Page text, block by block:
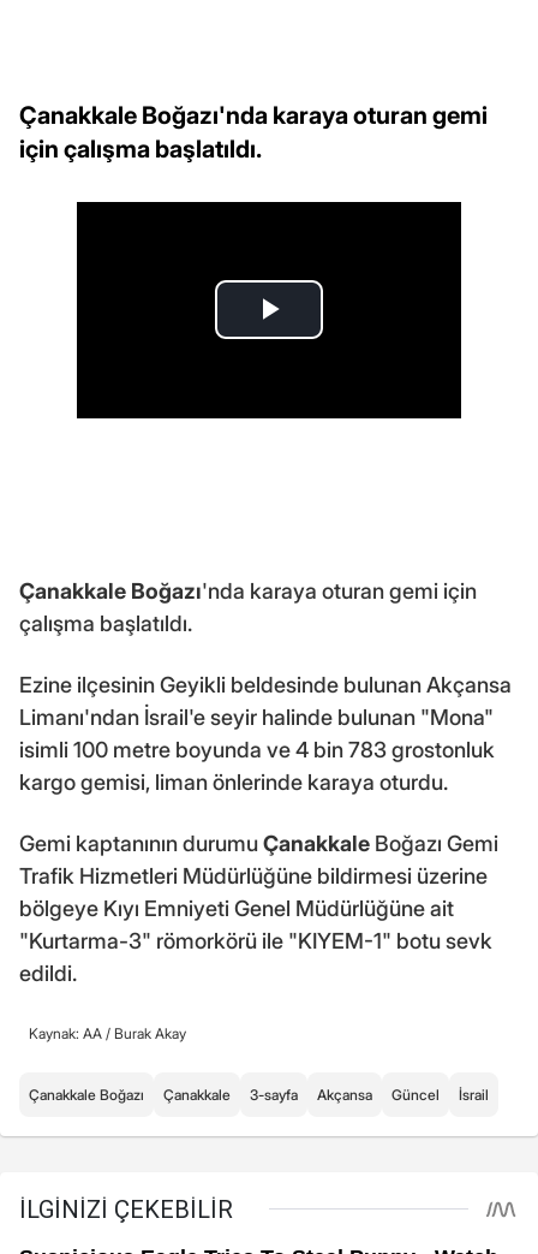
Çanakkale Boğazı'nda karaya oturan gemi
için çalışma başlatıldı.
Çanakkale Boğazı'nda karaya oturan gemi için
çalışma başlatıldı.
Ezine ilçesinin Geyikli beldesinde bulunan Akçansa
Limanı'ndan İsrail'e seyir halinde bulunan "Mona"
isimli 100 metre boyunda ve 4 bin 783 grostonluk
kargo gemisi, liman önlerinde karaya oturdu.
Gemi kaptanının durumuÇanakkale Boğazı Gemi
Trafik Hizmetleri Müdürlüğüne bildirmesi üzerine
bölgeye Kıyı Emniyeti Genel Müdürlüğüne ait
"Kurtarma-3" römorkörü ile "KIYEM-1" botu sevk
edildi.
Kaynak: AA / Burak Akay
Çanakkale Boğazı Çanakkale 3-sayfa Akçansa Güncel İsrail